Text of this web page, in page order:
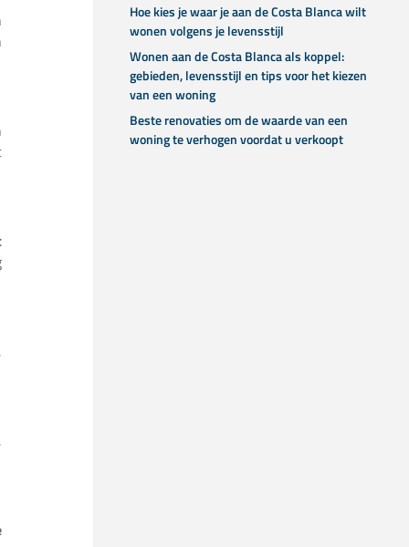
Hoe kies je waar je aan de Costa Blanca wilt
wonen volgens je levensstijl
Wonen aan de Costa Blanca als koppel:
gebieden, levensstijl en tips voor het kiezen
van een woning
Beste renovaties om de waarde van een
woning te verhogen voordat u verkoopt